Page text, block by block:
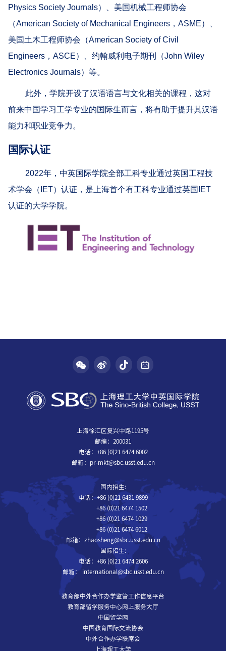
Physics Society Journals）、美国机械工程师协会
（American Society of Mechanical Engineers ， ASME）、
美国土木工程师协会（American Society of Civil
Engineers ， ASCE）、约翰威利电子期刊（John Wiley
Electronics Journals）等。
此外，学院开设了汉语语言与文化相关的课程，这对
前来中国学习工学专业的国际生而言，将有助于提升其汉语
能力和职业竞争力。
国际认证
2022年， 中英国际学院全部工科专业通过英国工程技
术学会（IET）认证，是上海首个有工科专业通过英国IET
认证的大学学院。
上海徐汇区复兴中路1195号
邮编：200031
电话：+86 (0)21 6474 6002
邮箱：pr-mkt@sbc.usst.edu.cn
国内招生:
电话：+86 (0)21 6431 9899
+86 (0)21 6474 1502
+86 (0)21 6474 1029
+86 (0)21 6474 6012
邮箱：zhaosheng@sbc.usst.edu.cn
国际招生:
电话：+86 (0)21 6474 2606
邮箱： international@sbc.usst.edu.cn
教育部中外合作办学监管工作信息平台
教育部留学服务中心网上服务大厅
中国留学网
中国教育国际交流协会
中外合作办学联席会
上海理工大学